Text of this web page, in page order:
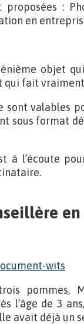
:
en
objet
qui fait
sont valables
sous format
à l’écoute
pommes,
l’âge de 3
avait déjà un